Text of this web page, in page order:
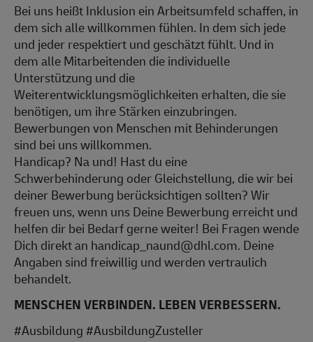
Bei uns heißt Inklusion ein Arbeitsumfeld schaffen, in
dem sich alle willkommen fühlen. In dem sich jede
und jeder respektiert und geschätzt fühlt. Und in
dem alle Mitarbeitenden die individuelle
Unterstützung und die
Weiterentwicklungsmöglichkeiten erhalten, die sie
benötigen, um ihre Stärken einzubringen.
Bewerbungen von Menschen mit Behinderungen
sind bei uns willkommen.
Handicap? Na und! Hast du eine
Schwerbehinderung oder Gleichstellung, die wir bei
deiner Bewerbung berücksichtigen sollten? Wir
freuen uns, wenn uns Deine Bewerbung erreicht und
helfen dir bei Bedarf gerne weiter! Bei Fragen wende
Dich direkt an handicap_naund@dhl.com. Deine
Angaben sind freiwillig und werden vertraulich
behandelt.
MENSCHEN VERBINDEN. LEBEN VERBESSERN.
#Ausbildung #AusbildungZusteller